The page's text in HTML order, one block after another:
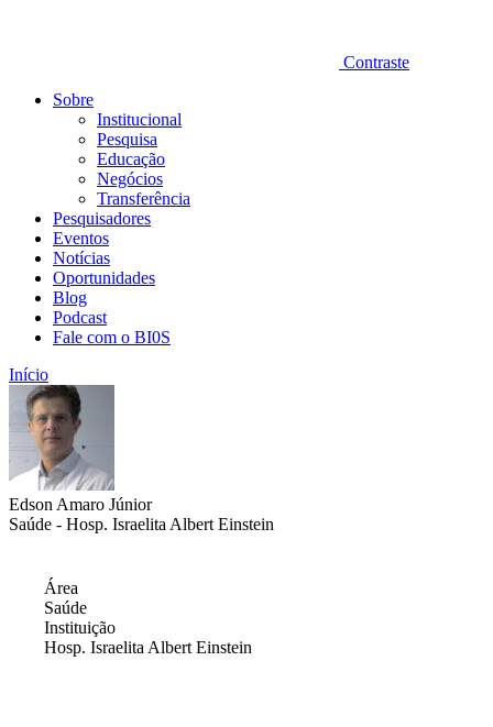
Contraste
Sobre
Institucional
Pesquisa
Educação
Negócios
Transferência
Pesquisadores
Eventos
Notícias
Oportunidades
Blog
Podcast
Fale com o BI0S
Início
Edson Amaro Júnior
Saúde - Hosp. Israelita Albert Einstein
Área
Saúde
Instituição
Hosp. Israelita Albert Einstein